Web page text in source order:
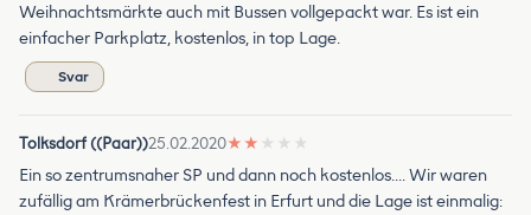
Weihnachtsmärkte auch mit Bussen vollgepackt war. Es ist ein
einfacher Parkplatz, kostenlos, in top Lage.
Svar
Tolksdorf ((Paar))25.02.2020★ ★ ★ ★ ★
Ein so zentrumsnaher SP und dann noch kostenlos.... Wir waren
zufällig am Krämerbrückenfest in Erfurt und die Lage ist einmalig: